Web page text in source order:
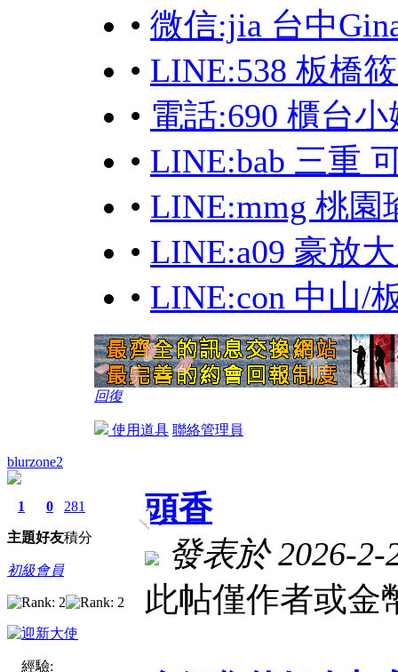
• 微信:jia 台中
• LINE:538 板橋
• 電話:690 櫃台
• LINE:bab 三重
• LINE:mmg 桃園
• LINE:a09 豪放
• LINE:con 中山/
回復
使用道具 聯絡管理員
blurzone2
1
主題
0
好友
281
積分
初級會員
經驗:
頭香
發表於 2026-2-
此帖僅作者或金